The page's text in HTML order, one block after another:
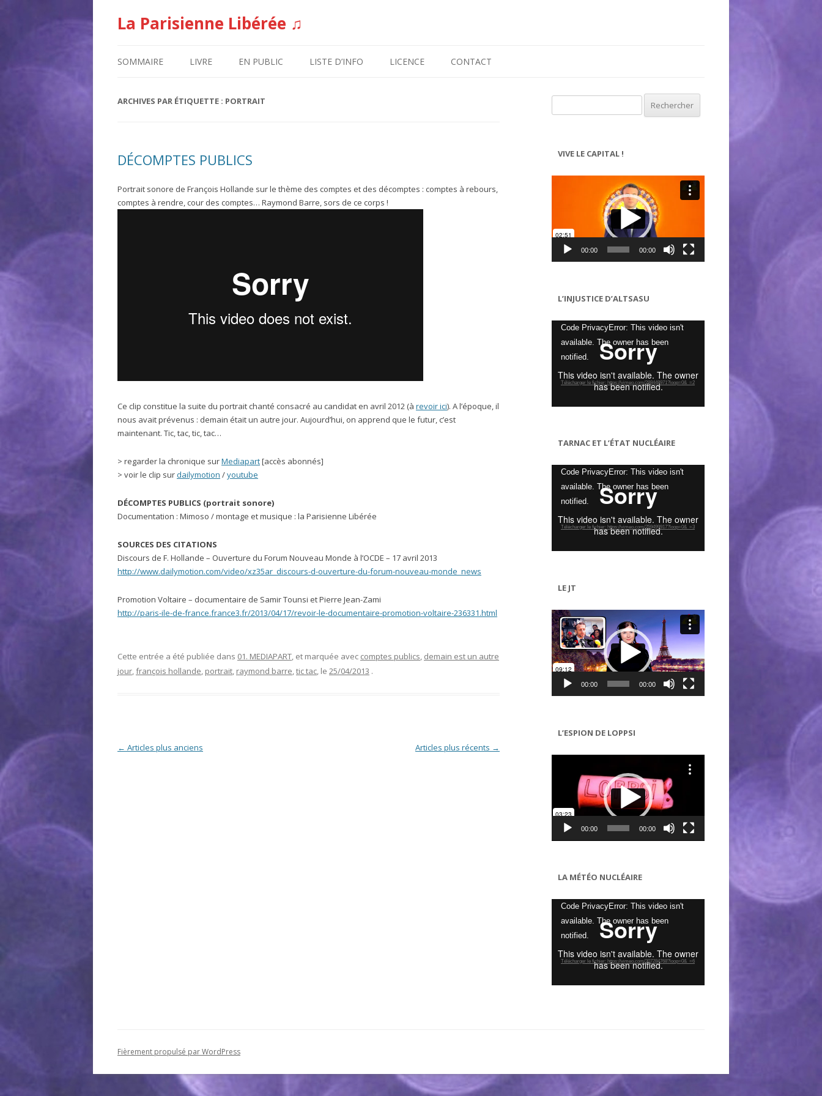
La Parisienne Libérée ♫
SOMMAIRE LIVRE EN PUBLIC LISTE D’INFO LICENCE CONTACT
ARCHIVES PAR ÉTIQUETTE : PORTRAIT
DÉCOMPTES PUBLICS
Portrait sonore de François Hollande sur le thème des comptes et des décomptes : comptes à rebours,
comptes à rendre, cour des comptes… Raymond Barre, sors de ce corps !
Ce clip constitue la suite du portrait chanté consacré au candidat en avril 2012 (à revoir ici). A l’époque, il
nous avait prévenus : demain était un autre jour. Aujourd’hui, on apprend que le futur, c’est
maintenant. Tic, tac, tic, tac…
> regarder la chronique surMediapart[accès abonnés]
> voir le clip surdailymotion /youtube
DÉCOMPTES PUBLICS (portrait sonore)
Documentation : Mimoso / montage et musique : la Parisienne Libérée
SOURCES DES CITATIONS
Discours de F. Hollande – Ouverture du Forum Nouveau Monde à l’OCDE – 17 avril 2013
http://www.dailymotion.com/video/xz35ar_discours-d-ouverture-du-forum-nouveau-monde_news
Promotion Voltaire – documentaire de Samir Tounsi et Pierre Jean-Zami
http://paris-ile-de-france.france3.fr/2013/04/17/revoir-le-documentaire-promotion-voltaire-236331.html
Cette entrée a été publiée dans 01. MEDIAPART, et marquée avec comptes publics, demain est un autre
jour,françois hollande, portrait, raymond barre,tic tac, le 25/04/2013 .
Navigation des articles
← Articles plus anciens Articles plus récents →
VIVE LE CAPITAL !
Lecteur
00:00 00:00
L’INJUSTICE D’ALTSASU
Lecteur
vidéo
Code PrivacyError: This video isn't
available. The owner has been
notified.
Télécharger le fichier: https://vimeo.com/288448971?loop=0&_=2
TARNAC ET L’ÉTAT NUCLÉAIRE
Lecteur
vidéo
Code PrivacyError: This video isn't
available. The owner has been
notified.
Télécharger le fichier: https://vimeo.com/259499917?loop=0&_=3
LE JT
Lecteur
vidéo
00:00 00:00
L’ESPION DE LOPPSI
Lecteur
00:00 00:00
LA MÉTÉO NUCLÉAIRE
Lecteur
vidéo
Code PrivacyError: This video isn't
available. The owner has been
notified.
Télécharger le fichier: https://vimeo.com/307284768?loop=0&_=6
Fièrement propulsé par WordPress